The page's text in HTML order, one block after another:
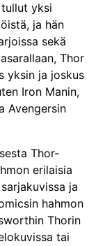
yksi
ja hän
sekä
Thor
yksin ja joskus
Iron Manin,
Avengersin
Thor-
erilaisia
ja
hahmon
Thorin
tai